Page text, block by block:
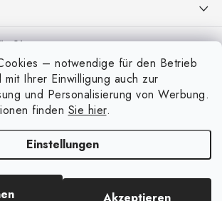
– notwendige für den Betrieb
mit Ihrer Einwilligung auch zur
und Personalisierung von Werbung.
finden Sie hier.
Einstellungen
Orientierung an den Bedürfnissen der
Sie
Glossar
. Alle Rechte vorbehalten.